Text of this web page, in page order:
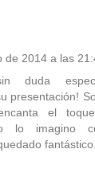
de 2014 a las
duda
presentación!
el
lo imagino